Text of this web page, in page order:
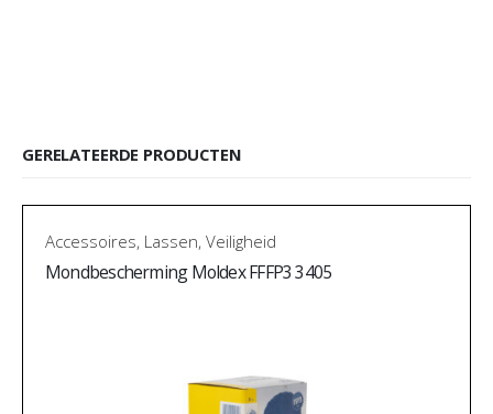
GERELATEERDE PRODUCTEN
Accessoires, Lassen, Veiligheid
Mondbescherming Moldex FFFP3 3405